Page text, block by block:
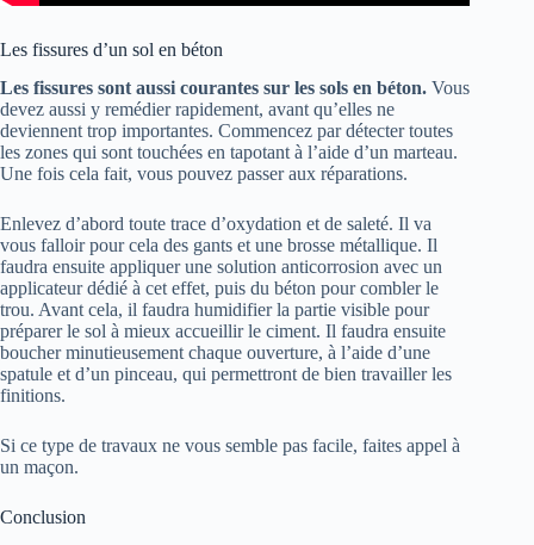
Les fissures d’un sol en béton
Les fissures sont aussi courantes sur les sols en béton. Vous
devez aussi y remédier rapidement, avant qu’elles ne
deviennent trop importantes. Commencez par détecter toutes
les zones qui sont touchées en tapotant à l’aide d’un marteau.
Une fois cela fait, vous pouvez passer aux réparations.
Enlevez d’abord toute trace d’oxydation et de saleté. Il va
vous falloir pour cela des gants et une brosse métallique. Il
faudra ensuite appliquer une solution anticorrosion avec un
applicateur dédié à cet effet, puis du béton pour combler le
trou. Avant cela, il faudra humidifier la partie visible pour
préparer le sol à mieux accueillir le ciment. Il faudra ensuite
boucher minutieusement chaque ouverture, à l’aide d’une
spatule et d’un pinceau, qui permettront de bien travailler les
finitions.
Si ce type de travaux ne vous semble pas facile, faites appel à
un maçon.
Conclusion